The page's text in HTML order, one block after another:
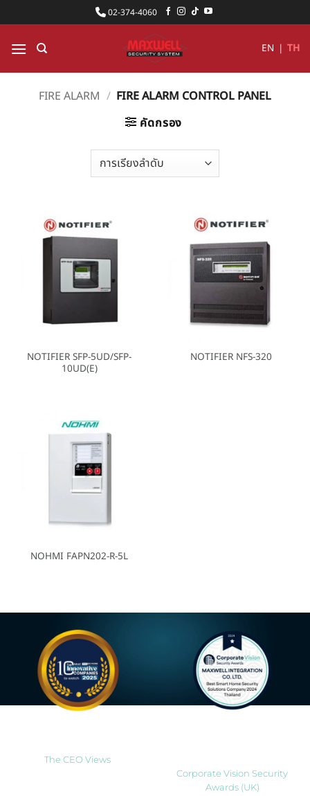
ไป
ยัง
เนื้อหา
02-374-4060
EN | TH
FIRE ALARM / FIRE ALARM CONTROL PANEL
คัดกรอง
NOTIFIER SFP-5UD/SFP-
10UD(E)
NOTIFIER NFS-320
NOHMI FAPN202-R-5L
The CEO Views
Corporate Vision Security
Awards (UK)